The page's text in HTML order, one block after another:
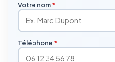
Votre nom*
Téléphone *